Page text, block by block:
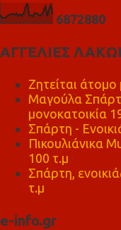
6872880
ΑΓΓΕΛΙΕΣ
Ζητείται άτομο
Μαγούλα
μονοκατοικία
Σπάρτη -
Πικουλιάνικα
100 τ.μ
Σπάρτη,
τ.μ
e-info.gr